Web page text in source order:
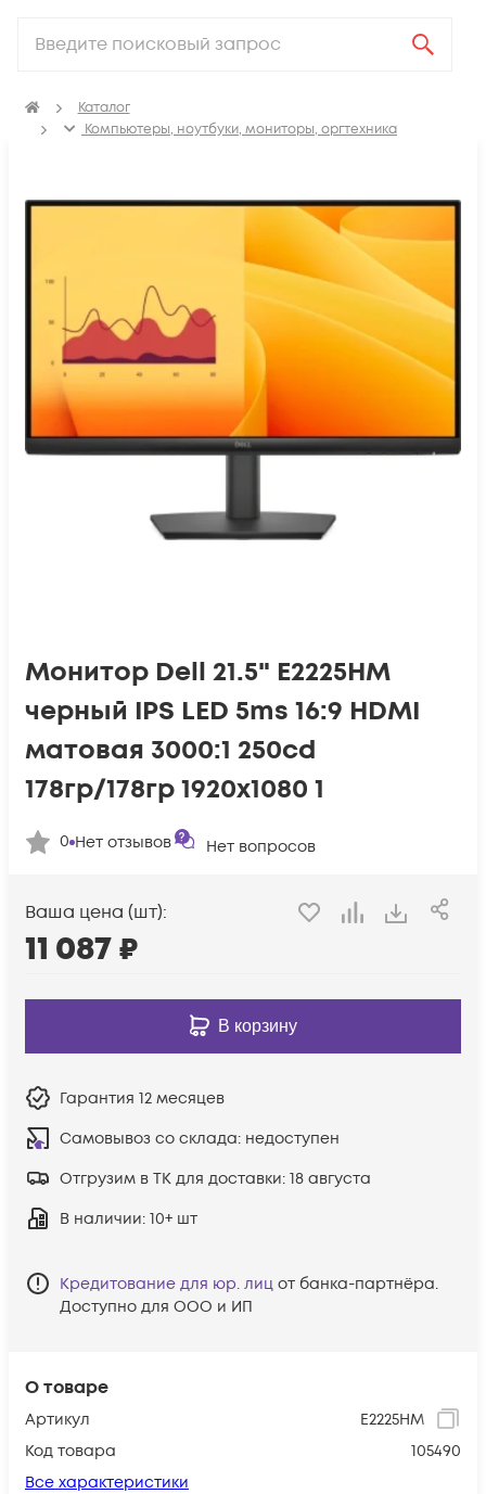
Каталог
Компьютеры, ноутбуки, мониторы, оргтехника
О товаре
Артикул
E2225HM
Код товара
105490
Все характеристики
Монитор Dell 21.5" E2225HM
черный IPS LED 5ms 16:9 HDMI
матовая 3000:1 250cd
178гр/178гр 1920x1080 1
0 Нет отзывов Нет вопросов
Ваша цена (шт):
11 087₽
В корзину
Гарантия 12 месяцев
Самовывоз со склада: недоступен
Отгрузим в ТК для доставки: 18 августа
В наличии: 10+ шт
Кредитование для юр. лиц от банка-партнёра.
Доступно для ООО и ИП